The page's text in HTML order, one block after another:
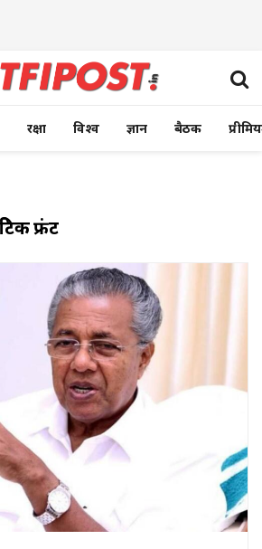
रक्षा विश्व ज्ञान बैठक
फ्रंट